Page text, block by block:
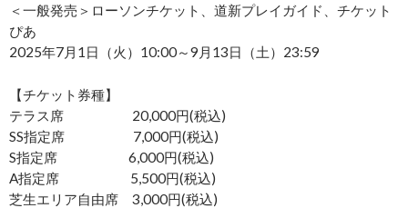
＜一般発売＞ローソンチケット、道新プレイガイド、チケット
ぴあ
2025年7月1日（火）10:00～9月13日（土）23:59
【チケット券種】
テラス席 20,000円(税込)
SS指定席 7,000円(税込)
S指定席 6,000円(税込)
A指定席 5,500円(税込)
芝生エリア自由席 3,000円(税込)